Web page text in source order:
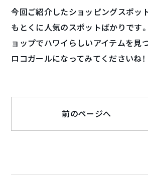
今回ご紹介したショッピングスポッ
もとくに人気のスポットばかりです
ョップでハワイらしいアイテムを見
ロコガールになってみてくださいね！
前のページへ